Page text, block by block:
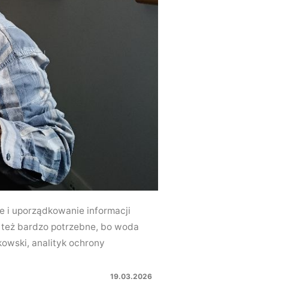
i uporządkowanie informacji
bardzo potrzebne, bo woda
analityk ochrony
19.03.2026